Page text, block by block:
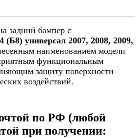
задний бампер с
(Б8) универсал 2007, 2008, 2009,
наименованием модели
функциональным
защиту поверхности
воздействий.
по РФ (любой
при получении: